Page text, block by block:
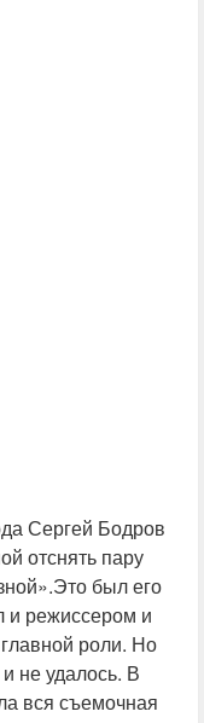
Сергей Бодров
отснять пару
был его
и режиссером и
роли. Но
не удалось. В
вся съемочная